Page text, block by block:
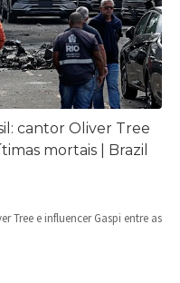
cantor Oliver Tree
mortais | Brazil
Tree e influencer Gaspi entre as